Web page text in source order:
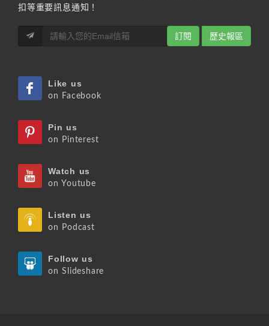
扣等重要訊息通知！
訂閱 歷史報區
Like us
on Facebook
Pin us
on Pinterest
Watch us
on Youtube
Listen us
on Podcast
Follow us
on Slideshare